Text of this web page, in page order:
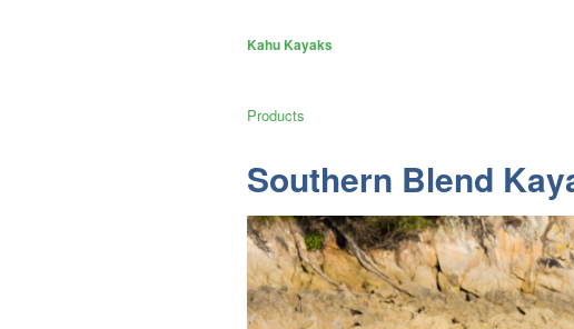
Kahu Kayaks
Products
Southern Blend